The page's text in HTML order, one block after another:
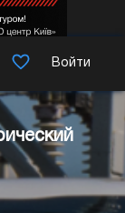
Войти